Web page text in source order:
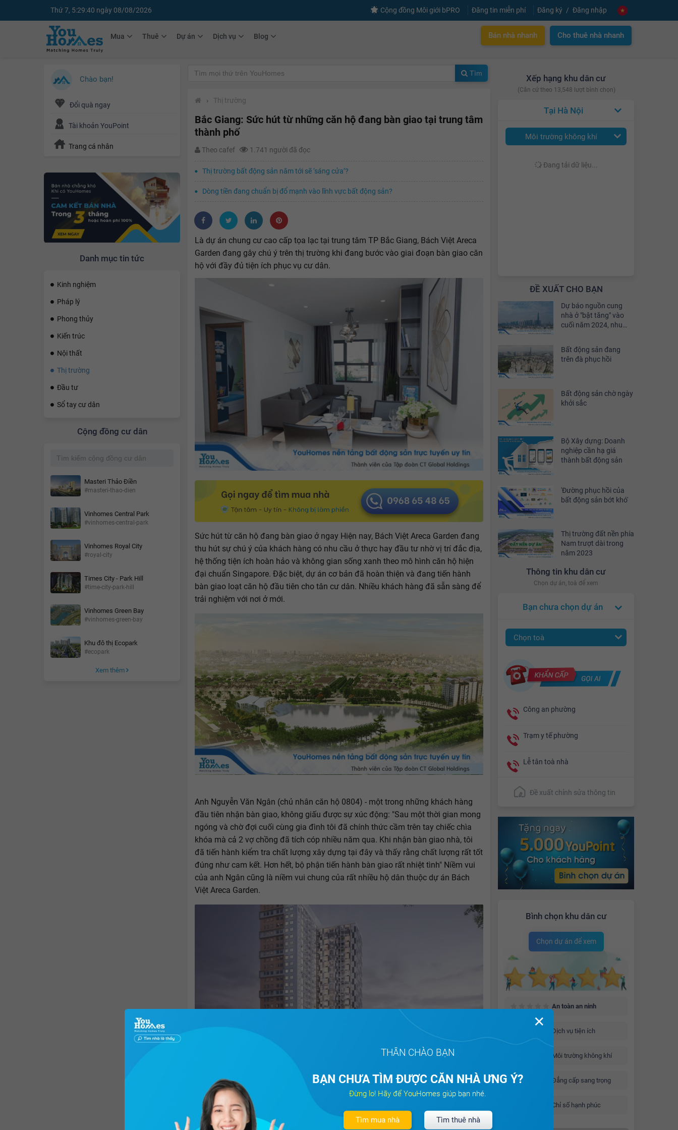
Thứ 7, 5:29:41 ngày 08/08/2026 Cộng đồng Môi giới bPRO Đăng tin miễn phí Đăng ký Đăng nhập
Mua Thuê Dự án Dịch vụ Blog Bán nhà nhanh Cho thuê nhà nhanh
Chào bạn!
Đổi quà ngay
Tài khoản YouPoint
Trang cá nhân
Danh mục tin tức
Kinh nghiệm
Pháp lý
Phong thủy
Kiến trúc
Nội thất
Thị trường
Đầu tư
Sổ tay cư dân
Cộng đồng cư dân
Masteri Thảo Điền
#masteri-thao-dien
Vinhomes Central Park
#vinhomes-central-park
Vinhomes Royal City
#royal-city
Times City - Park Hill
#time-city-park-hill
Vinhomes Green Bay
#vinhomes-green-bay
Khu đô thị Ecopark
#ecopark
Xem thêm
Xếp hạng khu dân cư
(Căn cứ theo 13,548 lượt bình chọn)
Hà Nội
Môi trường không khí
Đang tải dữ liệu...
ĐỀ XUẤT CHO BẠN
Dự báo nguồn cung
nhà ở "bật tăng" vào
cuối năm 2024, nhu
khoảng 30%
Bất động sản đang
trên đà phục hồi
Bất động sản chờ ngày
khởi sắc
Bộ Xây dựng: Doanh
nghiệp cần hạ giá
thành bất động sản
'Đường phục hồi của
bất động sản bớt khó'
Thị trường đất nền phía
Nam trượt dài trong
năm 2023
Thông tin khu dân cư
Chọn dự án, toà để xem
Bạn chưa chọn dự án
Chọn toà
Công an phường
Trạm y tế phường
Lễ tân toà nhà
Đề xuất chỉnh sửa thông tin
Bình chọn khu dân cư
Chọn dự án để xem
An toàn an ninh
Dịch vụ tiện ích
Môi trường không khí
Đẳng cấp sang trọng
Chỉ số hạnh phúc
Tìm
› Thị trường
Bắc Giang: Sức hút từ những căn hộ đang bàn giao tại trung tâm
thành phố
Theo cafef 1.741 người đã đọc
Thị trường bất động sản năm tới sẽ ‘sáng cửa’?
Dòng tiền đang chuẩn bị đổ mạnh vào lĩnh vực bất động sản?
Là dự án chung cư cao cấp tọa lạc tại trung tâm TP Bắc Giang, Bách Việt Areca
Garden đang gây chú ý trên thị trường khi đang bước vào giai đoạn bàn giao căn
hộ với đầy đủ tiện ích phục vụ cư dân.
Sức hút từ căn hộ đang bàn giao ở ngay Hiện nay, Bách Việt Areca Garden đang
thu hút sự chú ý của khách hàng có nhu cầu ở thực hay đầu tư nhờ vị trí đắc địa,
hệ thống tiện ích hoàn hảo và không gian sống xanh theo mô hình căn hộ hiện
đại chuẩn Singapore. Đặc biệt, dự án cơ bản đã hoàn thiện và đang tiến hành
bàn giao loạt căn hộ đầu tiên cho tân cư dân. Nhiều khách hàng đã sẵn sàng để
trải nghiệm với nơi ở mới.
Anh Nguyễn Văn Ngân (chủ nhân căn hộ 0804) - một trong những khách hàng
đầu tiên nhận bàn giao, không giấu được sự xúc động: "Sau một thời gian mong
ngóng và chờ đợi cuối cùng gia đình tôi đã chính thức cầm trên tay chiếc chìa
khóa mà cả 2 vợ chồng đã tích cóp nhiều năm qua. Khi nhận bàn giao nhà, tôi
đã tiến hành kiểm tra chất lượng xây dựng tại đây và thấy rằng chất lượng rất tốt
đúng như cam kết. Hơn hết, bộ phận tiến hành bàn giao rất nhiệt tình" Niềm vui
của anh Ngân cũng là niềm vui chung của rất nhiều hộ dân thuộc dự án Bách
Việt Areca Garden.
Theo thông tin từ chủ đầu tư, dự án đã bàn giao những căn hộ đầu tiên cho cư
dân bắt đầu từ tháng 7/2019, hiện nay đã có hơn 40 căn hộ đã được bàn giao
và chuẩn bị chào đón cư dân về ở trong tháng 8 này. Đại diện Chủ đầu tư chia
sẻ: "Hơn ai hết, chúng tôi hiểu được tâm trạng mong chờ của khách hàng khi đi
mua mua nhà. Vì vậy, bên cạnh việc sớm hoàn thiện các thủ tục bàn giao căn hộ
✕
THÂN CHÀO BẠN
BẠN CHƯA TÌM ĐƯỢC CĂN NHÀ ƯNG Ý?
Đừng lo! Hãy để YouHomes giúp bạn nhé.
Tìm mua nhà Tìm thuê nhà